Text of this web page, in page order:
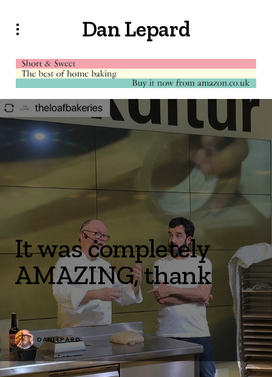
Dan Lepard
It was completely
AMAZING, thank
DANLEPARD